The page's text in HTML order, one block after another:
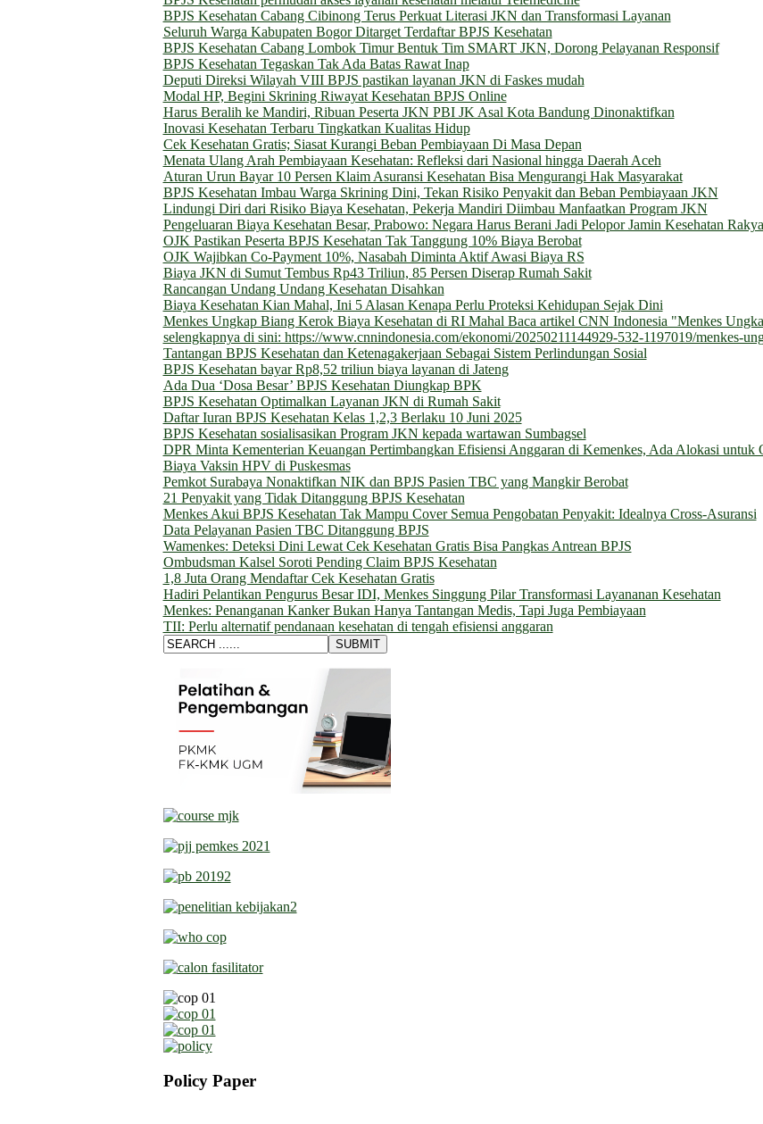
BPJS Kesehatan Cabang Cibinong Terus Perkuat Literasi JKN dan Transformasi Layanan
Seluruh Warga Kabupaten Bogor Ditarget Terdaftar BPJS Kesehatan
BPJS Kesehatan Cabang Lombok Timur Bentuk Tim SMART JKN, Dorong Pelayanan Responsif
BPJS Kesehatan Tegaskan Tak Ada Batas Rawat Inap
Deputi Direksi Wilayah VIII BPJS pastikan layanan JKN di Faskes mudah
Modal HP, Begini Skrining Riwayat Kesehatan BPJS Online
Harus Beralih ke Mandiri, Ribuan Peserta JKN PBI JK Asal Kota Bandung Dinonaktifkan
Inovasi Kesehatan Terbaru Tingkatkan Kualitas Hidup
Cek Kesehatan Gratis; Siasat Kurangi Beban Pembiayaan Di Masa Depan
Menata Ulang Arah Pembiayaan Kesehatan: Refleksi dari Nasional hingga Daerah Aceh
Aturan Urun Bayar 10 Persen Klaim Asuransi Kesehatan Bisa Mengurangi Hak Masyarakat
BPJS Kesehatan Imbau Warga Skrining Dini, Tekan Risiko Penyakit dan Beban Pembiayaan JKN
Lindungi Diri dari Risiko Biaya Kesehatan, Pekerja Mandiri Diimbau Manfaatkan Program JKN
Pengeluaran Biaya Kesehatan Besar, Prabowo: Negara Harus Berani Jadi Pelopor Jamin Kesehatan
OJK Pastikan Peserta BPJS Kesehatan Tak Tanggung 10% Biaya Berobat
OJK Wajibkan Co-Payment 10%, Nasabah Diminta Aktif Awasi Biaya RS
Biaya JKN di Sumut Tembus Rp43 Triliun, 85 Persen Diserap Rumah Sakit
Rancangan Undang Undang Kesehatan Disahkan
Biaya Kesehatan Kian Mahal, Ini 5 Alasan Kenapa Perlu Proteksi Kehidupan Sejak Dini
Menkes Ungkap Biang Kerok Biaya Kesehatan di RI Mahal Baca artikel CNN Indonesia "Menkes
selengkapnya di sini: https://www.cnnindonesia.com/ekonomi/20250211144929-532-1197019/menkes-
Tantangan BPJS Kesehatan dan Ketenagakerjaan Sebagai Sistem Perlindungan Sosial
BPJS Kesehatan bayar Rp8,52 triliun biaya layanan di Jateng
Ada Dua ‘Dosa Besar’ BPJS Kesehatan Diungkap BPK
BPJS Kesehatan Optimalkan Layanan JKN di Rumah Sakit
Daftar Iuran BPJS Kesehatan Kelas 1,2,3 Berlaku 10 Juni 2025
BPJS Kesehatan sosialisasikan Program JKN kepada wartawan Sumbagsel
DPR Minta Kementerian Keuangan Pertimbangkan Efisiensi Anggaran di Kemenkes, Ada Alokasi untuk
Biaya Vaksin HPV di Puskesmas
Pemkot Surabaya Nonaktifkan NIK dan BPJS Pasien TBC yang Mangkir Berobat
21 Penyakit yang Tidak Ditanggung BPJS Kesehatan
Menkes Akui BPJS Kesehatan Tak Mampu Cover Semua Pengobatan Penyakit: Idealnya Cross-Asuransi
Data Pelayanan Pasien TBC Ditanggung BPJS
Wamenkes: Deteksi Dini Lewat Cek Kesehatan Gratis Bisa Pangkas Antrean BPJS
Ombudsman Kalsel Soroti Pending Claim BPJS Kesehatan
1,8 Juta Orang Mendaftar Cek Kesehatan Gratis
Hadiri Pelantikan Pengurus Besar IDI, Menkes Singgung Pilar Transformasi Layananan Kesehatan
Menkes: Penanganan Kanker Bukan Hanya Tantangan Medis, Tapi Juga Pembiayaan
TII: Perlu alternatif pendanaan kesehatan di tengah efisiensi anggaran
Policy Paper